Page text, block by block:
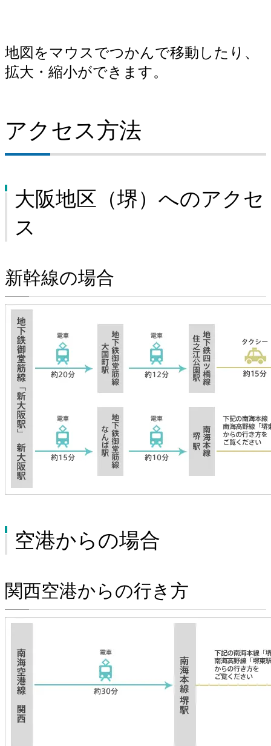
地図をマウスでつかんで移動したり、
拡大・縮小ができます。
アクセス方法
大阪地区（堺）へのアクセ
ス
新幹線の場合
空港からの場合
関西空港からの行き方